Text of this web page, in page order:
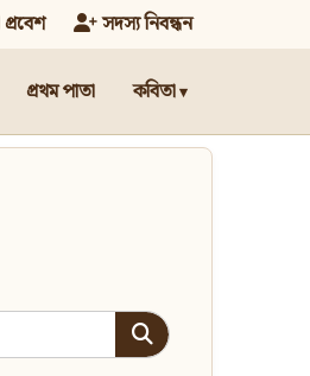
প্রবেশ সদস্য নিবন্ধন
প্রথম পাতা কবিতা